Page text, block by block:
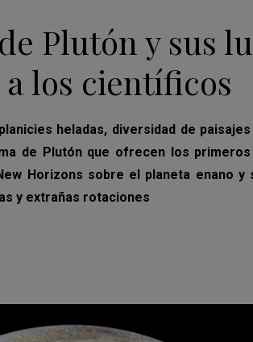
Plutón y sus
los científicos
heladas, diversidad de
de Plutón que ofrecen los
Horizons sobre el planeta enano y
y extrañas rotaciones